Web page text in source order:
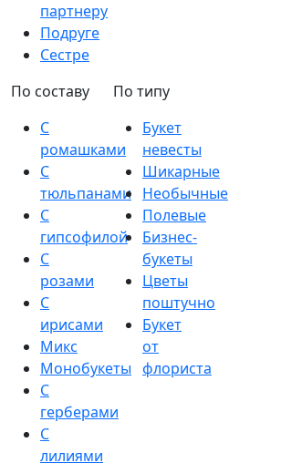
партнеру
Подруге
Сестре
По составу
С
ромашками
С
тюльпанами
С
гипсофилой
С
розами
С
ирисами
Микс
Монобукеты
С
герберами
С
лилиями
По типу
Букет
невесты
Шикарные
Необычные
Полевые
Бизнес-
букеты
Цветы
поштучно
Букет
от
флориста